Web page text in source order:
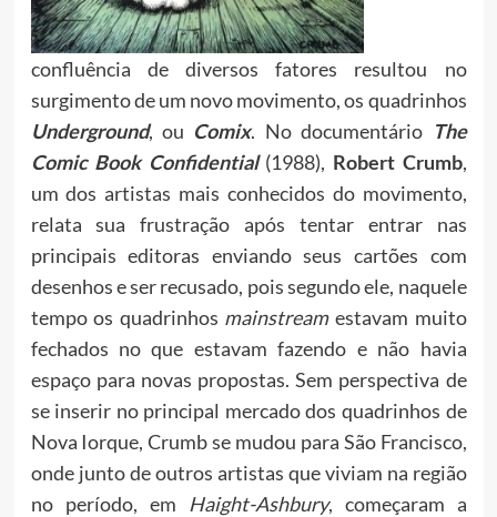
confluência de diversos fatores resultou no
surgimento de um novo movimento, os quadrinhos
Underground, ou Comix. No documentário The
Comic Book Confidential(1988), Robert Crumb,
um dos artistas mais conhecidos do movimento,
relata sua frustração após tentar entrar nas
principais editoras enviando seus cartões com
desenhos e ser recusado, pois segundo ele, naquele
tempo os quadrinhos mainstreamestavam muito
fechados no que estavam fazendo e não havia
espaço para novas propostas. Sem perspectiva de
se inserir no principal mercado dos quadrinhos de
Nova Iorque, Crumb se mudou para São Francisco,
onde junto de outros artistas que viviam na região
no período, em
Haight-Ashbury, começaram a